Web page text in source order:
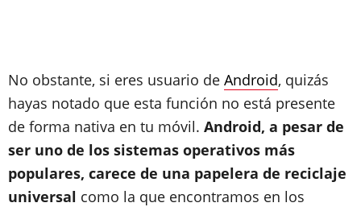
No obstante, si eres usuario de Android, quizás
hayas notado que esta función no está presente
de forma nativa en tu móvil. Android, a pesar de
ser uno de los sistemas operativos más
populares, carece de una papelera de reciclaje
universal como la que encontramos en los